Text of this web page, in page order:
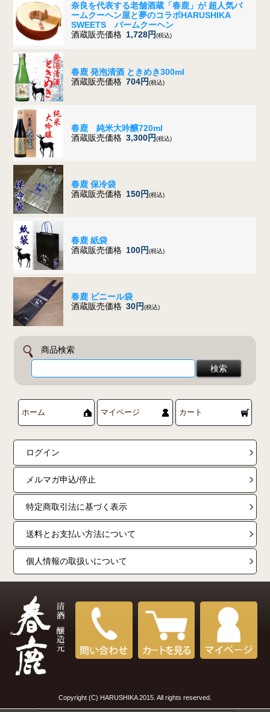
奈良を代表する老舗酒蔵「春鹿」が 超人気バ
ームクーヘン屋と夢のコラボHARUSHIKA
SWEETS バームクーヘン
酒蔵販売価格 1,728円(税込)
春鹿 発泡清酒 ときめき300ml
酒蔵販売価格 704円(税込)
春鹿 純米大吟醸720ml
酒蔵販売価格 3,300円(税込)
春鹿 保冷袋
酒蔵販売価格 150円(税込)
春鹿 紙袋
酒蔵販売価格 100円(税込)
春鹿 ビニール袋
酒蔵販売価格 30円(税込)
商品検索
ホーム マイページ カート
ログイン
メルマガ申込/停止
特定商取引法に基づく表示
送料とお支払い方法について
個人情報の取扱いについて
Copyright (C) HARUSHIKA 2015. All rights reserved.